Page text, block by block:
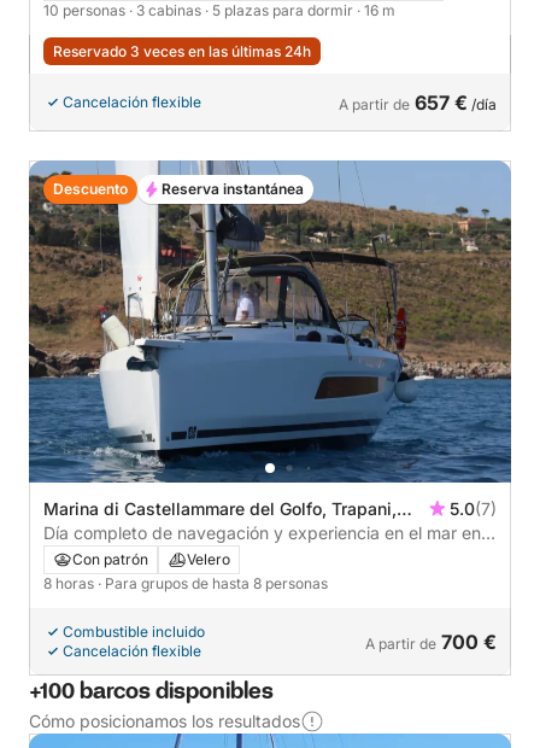
10 personas · 3 cabinas · 5 plazas para dormir · 16 m
Reservado 3 veces en las últimas 24h
Cancelación flexible A partir de 657 € /día
Marina di Castellammare del Golfo, Trapani,
Italia
5.0(7)
Día completo de navegación y experiencia en el mar en
la Reserva Natural de Zingaro.
Con patrón
Velero
8 horas · Para grupos de hasta 8 personas
Combustible incluido
Cancelación flexible
A partir de 700 €
Descuento Reserva instantánea
+100 barcos disponibles
Cómo posicionamos los resultados